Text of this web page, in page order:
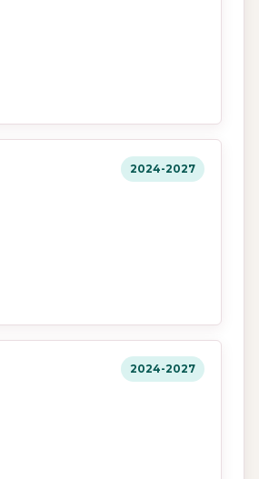
2024-2027
2024-2027